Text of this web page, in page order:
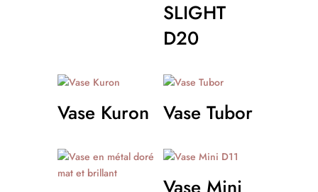
SLIGHT
D20
Vase Kuron Vase Tubor